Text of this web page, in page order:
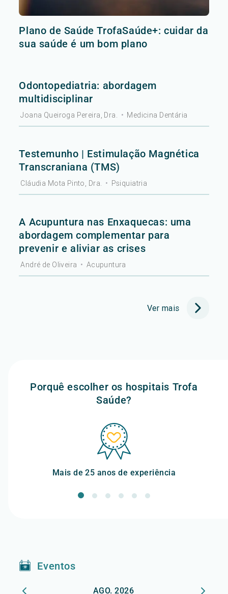
Plano de Saúde TrofaSaúde+: cuidar da
sua saúde é um bom plano
Odontopediatria: abordagem
multidisciplinar
Joana Queiroga Pereira, Dra. • Medicina Dentária
Testemunho | Estimulação Magnética
Transcraniana (TMS)
Cláudia Mota Pinto, Dra. • Psiquiatria
A Acupuntura nas Enxaquecas: uma
abordagem complementar para
prevenir e aliviar as crises
André de Oliveira • Acupuntura
Ver mais
Porquê escolher os hospitais Trofa
Saúde?
Mais de 25 anos de experiência
Eventos
AGO. 2026